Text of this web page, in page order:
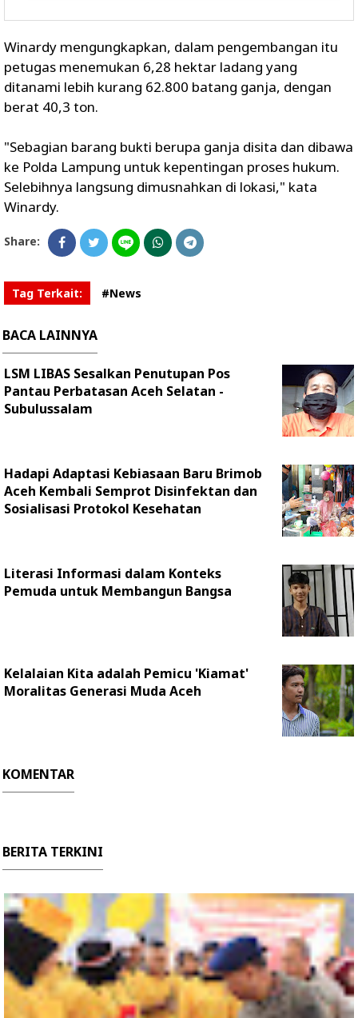
Winardy mengungkapkan, dalam pengembangan itu
petugas menemukan 6,28 hektar ladang yang
ditanami lebih kurang 62.800 batang ganja, dengan
berat 40,3 ton.
"Sebagian barang bukti berupa ganja disita dan dibawa
ke Polda Lampung untuk kepentingan proses hukum.
Selebihnya langsung dimusnahkan di lokasi," kata
Winardy.
Share:
Tag Terkait: #News
BACA LAINNYA
LSM LIBAS Sesalkan Penutupan Pos
Pantau Perbatasan Aceh Selatan -
Subulussalam
Hadapi Adaptasi Kebiasaan Baru Brimob
Aceh Kembali Semprot Disinfektan dan
Sosialisasi Protokol Kesehatan
Literasi Informasi dalam Konteks
Pemuda untuk Membangun Bangsa
Kelalaian Kita adalah Pemicu 'Kiamat'
Moralitas Generasi Muda Aceh
KOMENTAR
BERITA TERKINI